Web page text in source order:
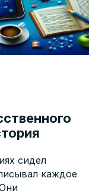
сидел
каждое